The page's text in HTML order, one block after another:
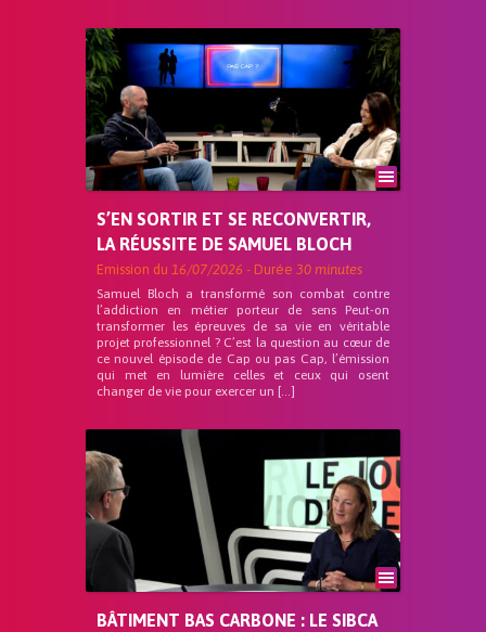
S’EN SORTIR ET SE RECONVERTIR,
LA RÉUSSITE DE SAMUEL BLOCH
Emission du 16/07/2026 - Durée 30 minutes
Samuel Bloch a transformé son combat contre
l’addiction en métier porteur de sens Peut-on
transformer les épreuves de sa vie en véritable
projet professionnel ? C’est la question au cœur de
ce nouvel épisode de Cap ou pas Cap, l’émission
qui met en lumière celles et ceux qui osent
changer de vie pour exercer un […]
BÂTIMENT BAS CARBONE : LE SIBCA